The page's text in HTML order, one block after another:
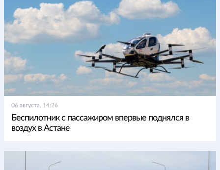
06 августа, 14:26
Беспилотник с пассажиром впервые поднялся в
воздух в Астане